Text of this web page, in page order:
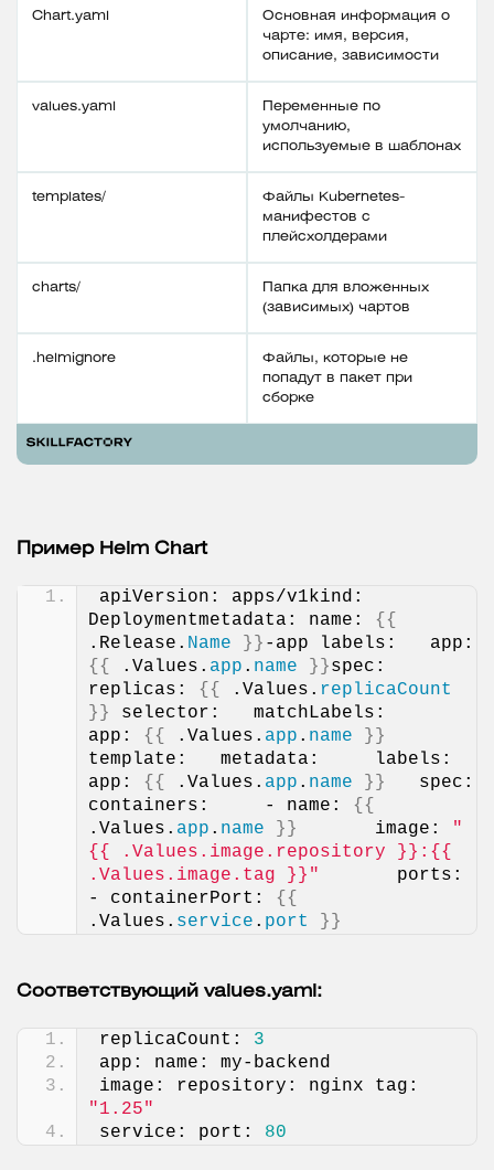
Chart.yaml
Основная информация о
чарте: имя, версия,
описание, зависимости
values.yaml
Переменные по
умолчанию,
используемые в шаблонах
templates/
Файлы Kubernetes-
манифестов с
плейсхолдерами
charts/
Папка для вложенных
(зависимых) чартов
.helmignore
Файлы, которые не
попадут в пакет при
сборке
Пример Helm Chart
apiVersion: apps/v1kind:
Deploymentmetadata: name: {{
.Release. Name }}
{{
.Values. app . name }}spec:
replicas: {{ .Values. replicaCount
}}
selector:   matchLabels:
app: {{ .Values. app . name
}}
template:   metadata:     labels:
app: {{ .Values. app . name }}
   spec:
containers:     - name: {{
.Values. app . name }}
       image:
"
{{ .Values.image.repository }}:{{
.Values.image.tag }}"
       ports:
- containerPort: {{
.Values. service . port }}
Соответствующий values.yaml:
replicaCount: 3
app: name: my-backend
"1.25"
service: port: 80